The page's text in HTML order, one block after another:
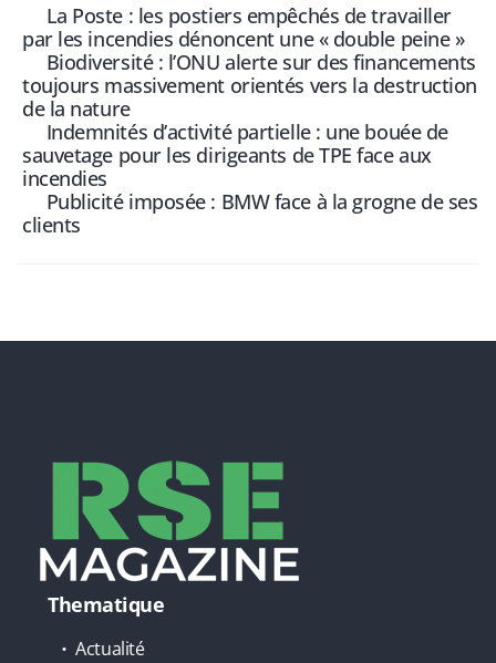
La Poste : les postiers empêchés de travailler
par les incendies dénoncent une « double peine »
Biodiversité : l’ONU alerte sur des financements
toujours massivement orientés vers la destruction
de la nature
Indemnités d’activité partielle : une bouée de
sauvetage pour les dirigeants de TPE face aux
incendies
Publicité imposée : BMW face à la grogne de ses
clients
Thematique
Actualité